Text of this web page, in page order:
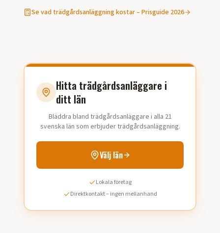
Se vad trädgårdsanläggningkostar – Prisguide 2026
Hitta trädgårdsanläggare i
ditt län
Bläddra bland trädgårdsanläggare i alla 21
svenska län som erbjuder trädgårdsanläggning.
Välj län
Lokala företag
Direktkontakt – ingen mellanhand